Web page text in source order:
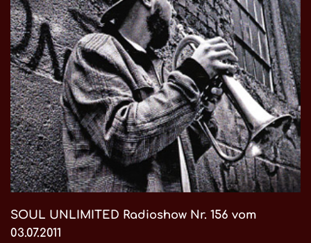
SOUL UNLIMITED Radioshow Nr. 156 vom
03.07.2011